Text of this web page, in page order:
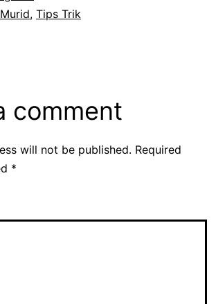
Murid, Tips Trik
comment
will not be published. Required
*